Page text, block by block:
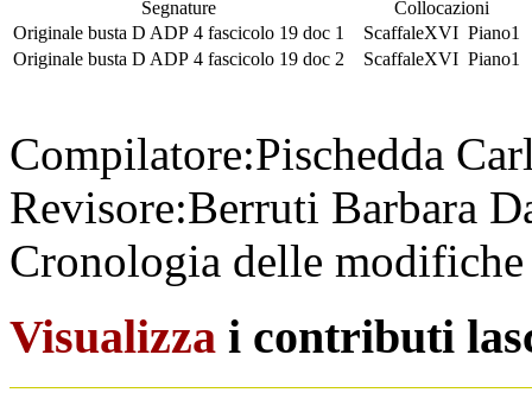
Segnature
Originale busta D ADP 4 fascicolo 19 doc 1
Originale busta D ADP 4 fascicolo 19 doc 2
Collocazioni
ScaffaleXVI Piano1
ScaffaleXVI Piano1
Compilatore:Pischedda
Revisore:Berruti Barbara
Cronologia delle
Visualizza i contributi